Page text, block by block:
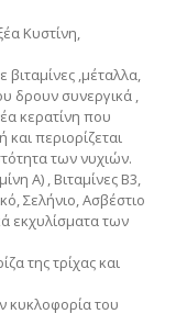
Κυστίνη,
βιταμίνες ,μέταλλα,
δρουν συνεργικά ,
κερατίνη που
και περιορίζεται
των νυχιών.
Α) , Βιταμίνες B3,
Σελήνιο, Ασβέστιο
εκχυλίσματα των
της τρίχας και
κυκλοφορία του